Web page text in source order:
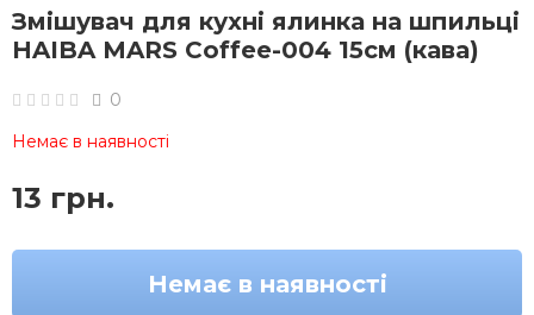
Змішувач для кухні ялинка на шпильці
HAIBA MARS Coffee-004 15см (кава)
0
Немає в наявності
13 грн.
Немає в наявності